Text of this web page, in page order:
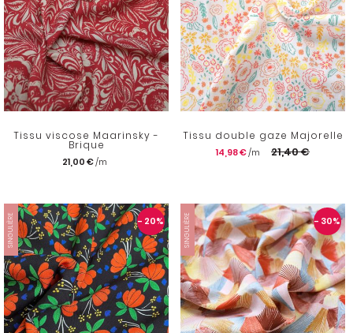
Tissu viscose Maarinsky -
Brique
21,00 €
Tissu double gaze Majorelle
14,98 € 21,40 €
SINGULIÈRE - 20% SINGULIÈRE - 30%